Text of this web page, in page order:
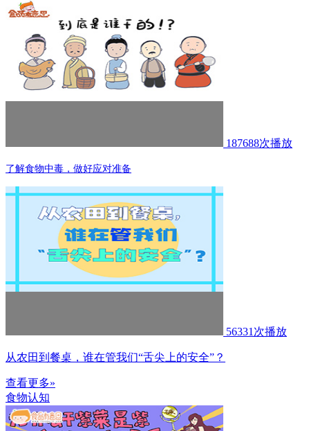
187688次播放
了解食物中毒，做好应对准备
56331次播放
从农田到餐桌，谁在管我们“舌尖上的安全”？
查看更多»
食物认知